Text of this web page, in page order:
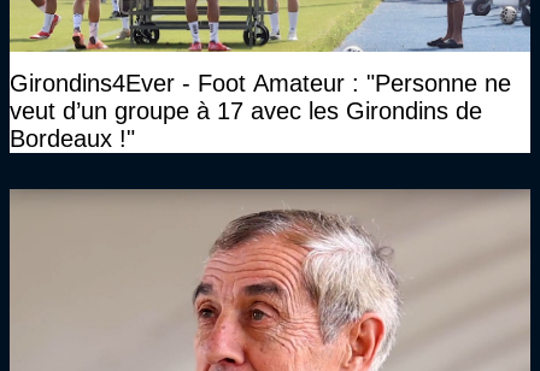
Girondins4Ever - Foot Amateur : "Personne ne
veut d’un groupe à 17 avec les Girondins de
Bordeaux !"